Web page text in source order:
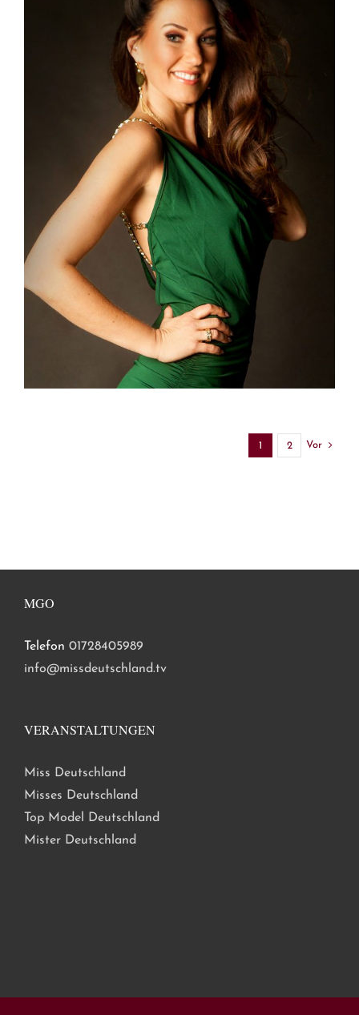
1 2 Vor
MGO
Telefon 01728405989
info@missdeutschland.tv
VERANSTALTUNGEN
Miss Deutschland
Misses Deutschland
Top Model Deutschland
Mister Deutschland